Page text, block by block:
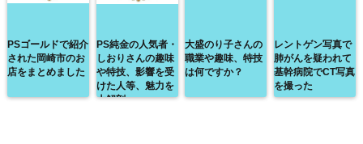
PSゴールドで紹介
された岡崎市のお
店をまとめました
PS純金の人気者・
しおりさんの趣味
や特技、影響を受
けた人等、魅力を
大解剖
大盛のり子さんの
職業や趣味、特技
は何ですか？
レントゲン写真で
肺がんを疑われて
基幹病院でCT写真
を撮った